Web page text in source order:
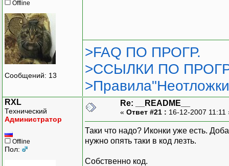
Offline
Сообщений: 13
>FAQ ПО ПРОГР.
>ССЫЛКИ ПО
RXL
Технический
Администратор
Offline
Пол:
Re: __README__
« Ответ #21 : 16-12-2007
Таки что надо? Иконки уже есть.
нужно опять таки в код лезть.
Собственно код.